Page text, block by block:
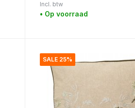
Incl. btw
• Op voorraad
SALE 25%